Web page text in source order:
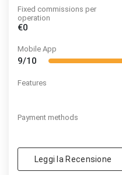
Fixed commissions per
operation
€0
Mobile App
9/10
Features
Payment methods
Leggi la Recensione